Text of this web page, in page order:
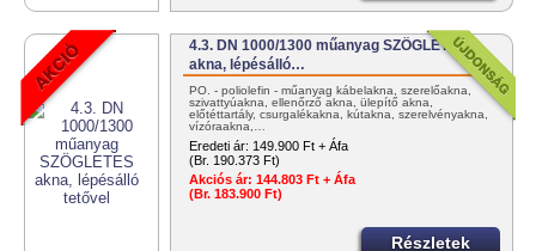
4.3. DN 1000/1300 műanyag SZÖGLETES
akna, lépésálló…
PO. - poliolefin - műanyag kábelakna, szerelőakna,
szivattyúakna, ellenőrző akna, ülepítő akna,
előtéttartály, csurgalékakna, kútakna, szerelvényakna,
vízóraakna,…
Eredeti ár: 149.900 Ft + Áfa
(Br. 190.373 Ft)
Akciós ár: 144.803 Ft + Áfa
(Br. 183.900 Ft)
Részletek